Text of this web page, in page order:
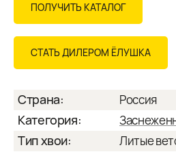
ПОЛУЧИТЬ КАТАЛОГ
СТАТЬ ДИЛЕРОМ ЁЛУШКА
Страна: Россия
Категория:
Тип хвои: Литые